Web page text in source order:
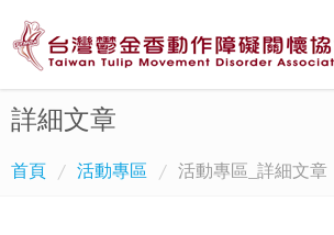
詳細文章
首頁 活動專區 活動專區_詳細文章